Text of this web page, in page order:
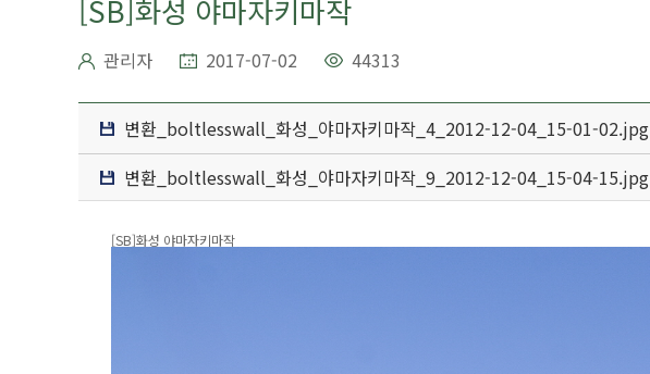
[SB]화성 야마자키마작
관리자 2017-07-02 44313
변환_boltlesswall_화성_야마자키마작_4_2012-12-04_15-01-02.jpg
변환_boltlesswall_화성_야마자키마작_9_2012-12-04_15-04-15.jpg
[SB]화성 야마자키마작